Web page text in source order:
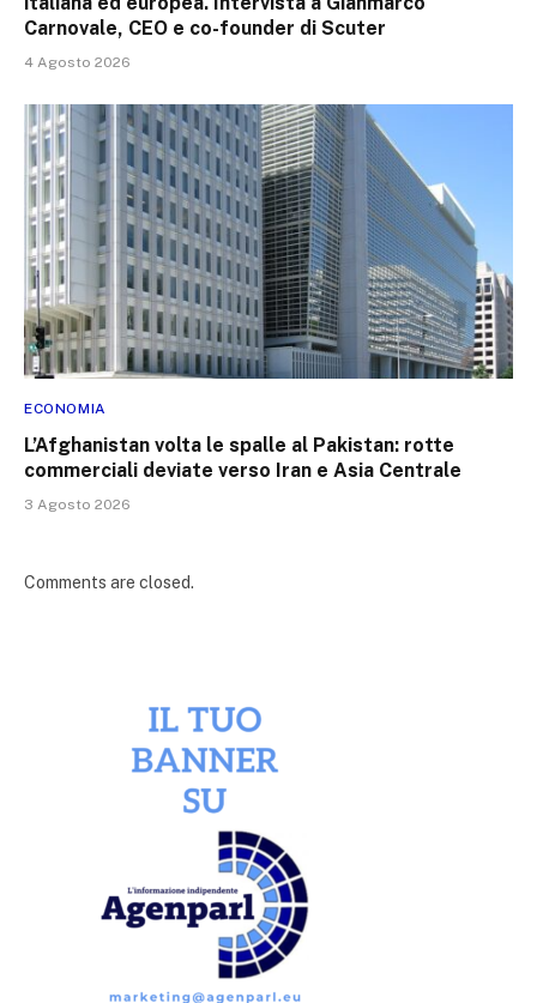
Carnovale, CEO e co-founder di Scuter
4 Agosto 2026
ECONOMIA
L’Afghanistan volta le spalle al Pakistan: rotte
commerciali deviate verso Iran e Asia Centrale
3 Agosto 2026
Comments are closed.